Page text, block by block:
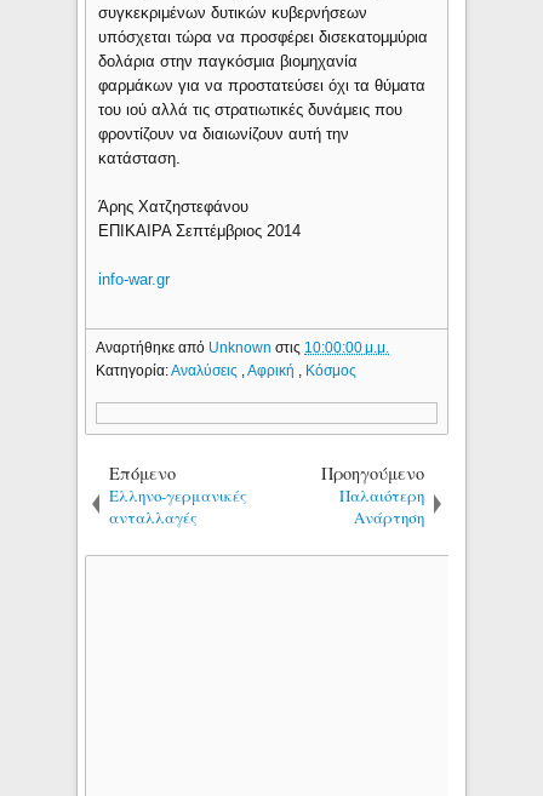
συγκεκριμένων δυτικών κυβερνήσεων
υπόσχεται τώρα να προσφέρει δισεκατομμύρια
δολάρια στην παγκόσμια βιομηχανία
φαρμάκων για να προστατεύσει όχι τα θύματα
του ιού αλλά τις στρατιωτικές δυνάμεις που
φροντίζουν να διαιωνίζουν αυτή την
κατάσταση.
Άρης Χατζηστεφάνου
ΕΠΙΚΑΙΡΑ Σεπτέμβριος 2014
info-war.gr
Αναρτήθηκε από Unknownστις 10:00:00 μ.μ.
Κατηγορία:Αναλύσεις ,Αφρική Κόσμος
Επόμενο
Ελληνο-γερμανικές
ανταλλαγές
Προηγούμενο
Παλαιότερη
Ανάρτηση